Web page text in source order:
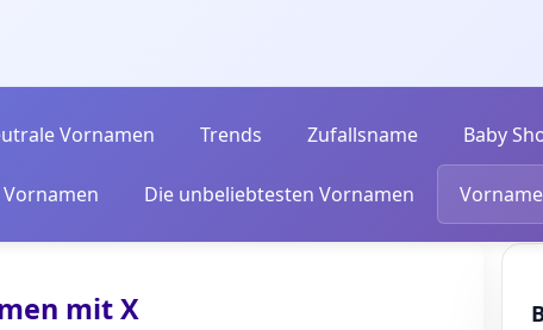
Vornamen Trends Zufallsname Baby
Die unbeliebtesten Vornamen
mit X